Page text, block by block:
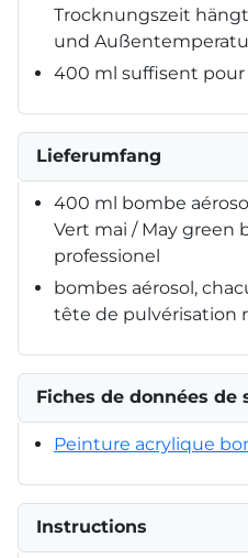
Trocknungszeit
und
400 ml suffisent pour
Lieferumfang
400 ml bombe
Vert mai / May green
professionel
bombes aérosol,
tête de pulvérisation
Fiches de données de
Peinture acrylique
Instructions